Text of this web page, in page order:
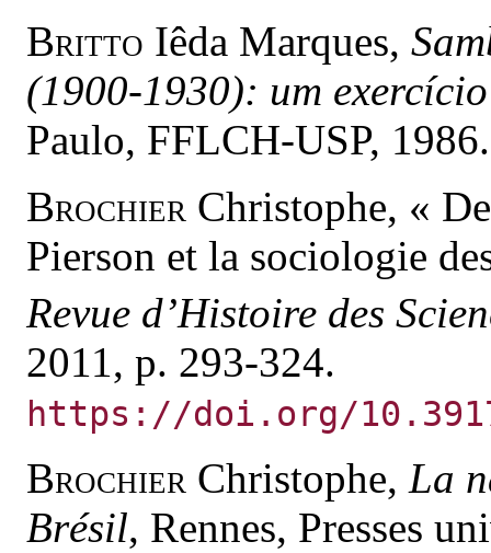
Britto Iêda Marques,
(1900-1930): um
Paulo, FFLCH-USP, 1986.
Brochier Christophe, «
Pierson et la sociologie
Revue d’Histoire des
2011, p. 293-324.
https://doi.org/
Brochier Christophe, La
Brésil, Rennes, Presses